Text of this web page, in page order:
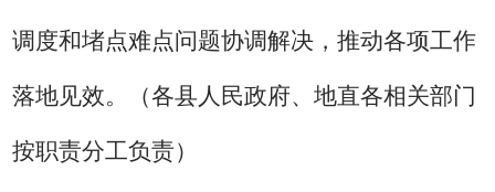
调度和堵点难点问题协调解决，推动各项工作
落地见效。 （各县人民政府、地直各相关部门
按职责分工负责）